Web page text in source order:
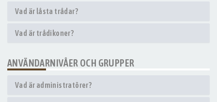
Vad är låsta trådar?
Vad är trådikoner?
ANVÄNDARNIVÅER OCH GRUPPER
Vad är administratörer?